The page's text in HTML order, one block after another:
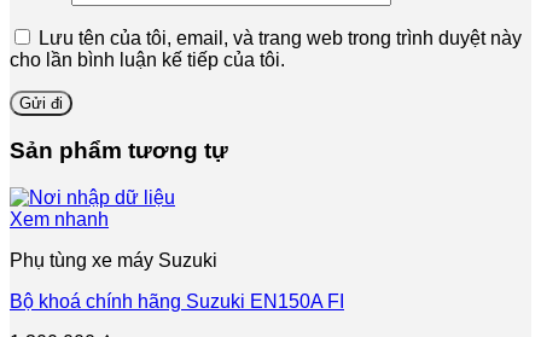
Lưu tên của tôi, email, và trang web trong trình duyệt này
cho lần bình luận kế tiếp của tôi.
Sản phẩm tương tự
Xem nhanh
Phụ tùng xe máy Suzuki
Bộ khoá chính hãng Suzuki EN150A FI